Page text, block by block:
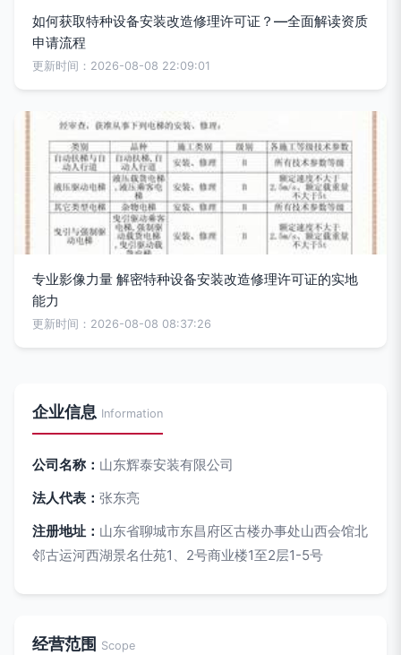
如何获取特种设备安装改造修理许可证？—全面解读资质
申请流程
更新时间：2026-08-08 22:09:01
专业影像力量 解密特种设备安装改造修理许可证的实地
能力
更新时间：2026-08-08 08:37:26
企业信息 Information
公司名称： 山东辉泰安装有限公司
法人代表： 张东亮
注册地址： 山东省聊城市东昌府区古楼办事处山西会馆北
邻古运河西湖景名仕苑1、2号商业楼1至2层1-5号
经营范围 Scope